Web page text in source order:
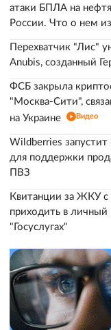
атаки БПЛА на
России. Что о нем
Перехватчик "Лис"
Anubis, созданный
ФСБ закрыла
"Москва-Сити",
на Украине
Видео
Wildberries запустит
для поддержки
ПВЗ
Квитанции за ЖКУ с
приходить в личный
"Госуслугах"